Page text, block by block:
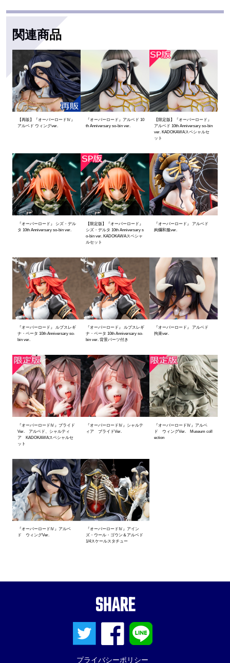
関連商品
【再販】『オーバーロードⅣ』
アルベド ウィングver.
『オーバーロード』アルベド 10
th Anniversary so-bin ver.
【限定版】『オーバーロード』
アルベド 10th Anniversary so-bin
ver. KADOKAWAスペシャルセ
ット
『オーバーロード』 シズ・デル
タ 10th Anniversary so-bin ver.
【限定版】『オーバーロード』
シズ・デルタ 10th Anniversary s
o-bin ver. KADOKAWAスペシャ
ルセット
『オーバーロード』 アルベド
絢爛和服ver.
『オーバーロード』 ルプスレギ
ナ・ベータ 10th Anniversary so-
bin ver.
『オーバーロード』 ルプスレギ
ナ・ベータ 10th Anniversary so-
bin ver. 背景パーツ付き
『オーバーロード』 アルベド
拘束ver.
『オーバーロードⅣ』ブライド
Ver. アルベド、シャルティ
ア KADOKAWAスペシャルセ
ット
『オーバーロードⅣ』シャルテ
ィア ブライドVer.
『オーバーロードⅣ』アルベ
ド ウィングVer. Museum coll
ection
『オーバーロードⅣ』アルベ
ド ウィングVer.
『オーバーロードⅣ』アイン
ズ・ウール・ゴウン＆アルベド
1/4スケールスタチュー
SHARE
プライバシーポリシー